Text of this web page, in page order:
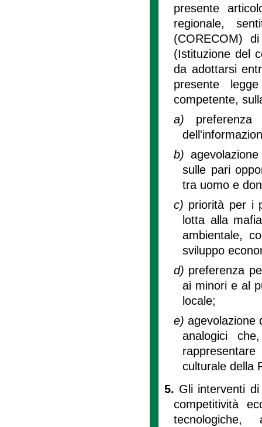
presente
regionale,
(CORECOM)
(Istituzione del
da adottarsi
presente
competente,
a)
b)
sulle pari
tra uomo e
c) priorità per i
lotta alla
ambientale,
sviluppo
d) preferenza
ai minori e al
locale;
e) agevolazione
analogici
culturale della
5. Gli interventi
competitività